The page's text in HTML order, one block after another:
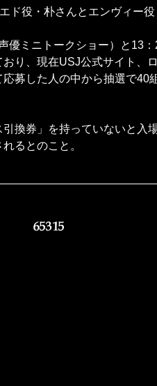
役・朴さんとエンヴィー
優ミニトークショー）と13
り、現在USJ公式サイト、
募した人の中から抽選で40
換券」を持っていないと入
るとのこと。